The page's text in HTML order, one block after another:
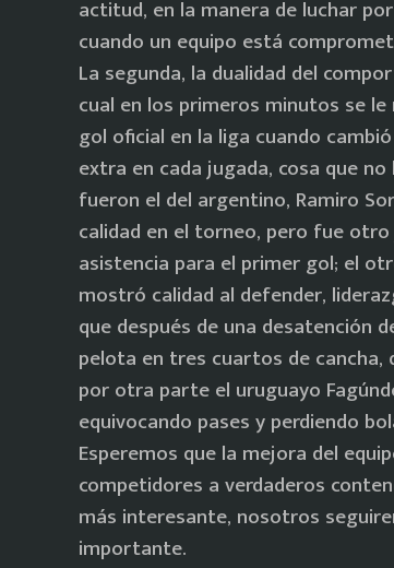
actitud, en la manera de luchar
cuando un equipo está
La segunda, la dualidad del
cual en los primeros minutos se
gol oficial en la liga cuando
extra en cada jugada, cosa que
fueron el del argentino, Ramiro
calidad en el torneo, pero fue
asistencia para el primer gol; el
mostró calidad al defender,
que después de una desatención
pelota en tres cuartos de cancha,
por otra parte el uruguayo
equivocando pases y perdiendo
Esperemos que la mejora del
competidores a verdaderos
más interesante, nosotros
importante.